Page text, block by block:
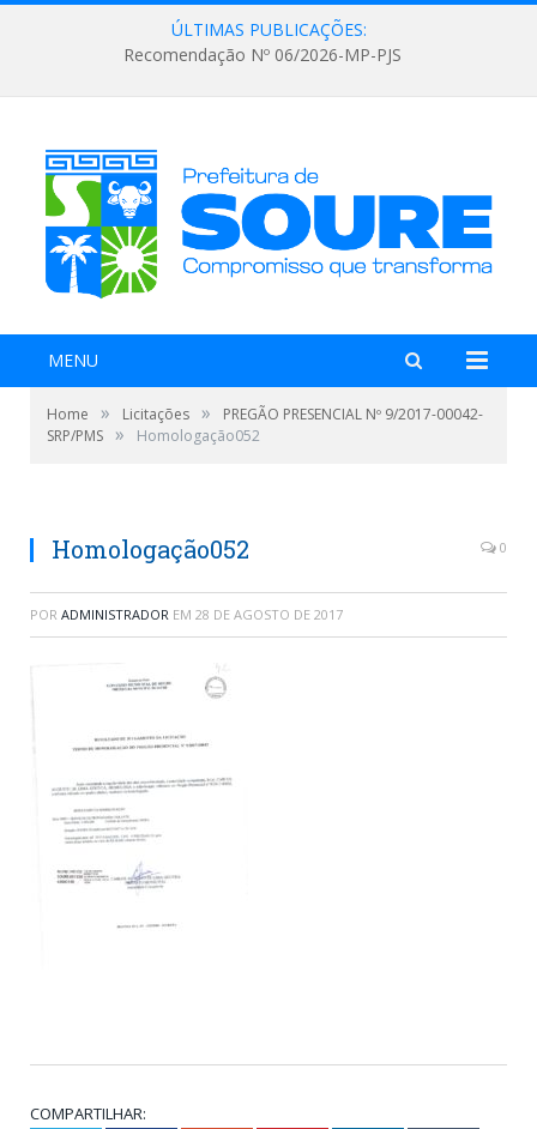
ÚLTIMAS PUBLICAÇÕES:
Recomendação Nº 06/2026-MP-PJS
MENU
Home » Licitações »
PREGÃO PRESENCIAL Nº 9/2017-00042-
SRP/PMS » Homologação052
Homologação052 0
POR ADMINISTRADOR EM 28 DE AGOSTO DE 2017
COMPARTILHAR: